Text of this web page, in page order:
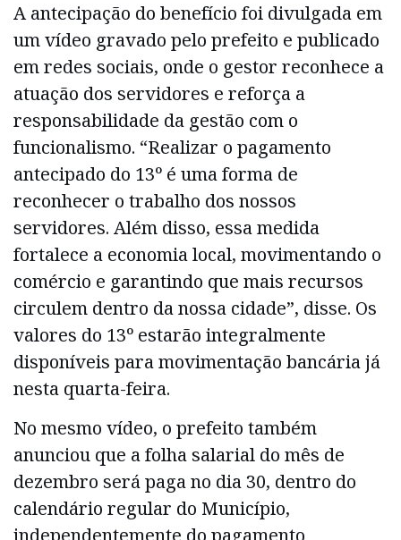
A antecipação do benefício foi divulgada em
um vídeo gravado pelo prefeito e publicado
em redes sociais, onde o gestor reconhece a
atuação dos servidores e reforça a
responsabilidade da gestão com o
funcionalismo. “Realizar o pagamento
antecipado do 13º é uma forma de
reconhecer o trabalho dos nossos
servidores. Além disso, essa medida
fortalece a economia local, movimentando o
comércio e garantindo que mais recursos
circulem dentro da nossa cidade”, disse. Os
valores do 13º estarão integralmente
disponíveis para movimentação bancária já
nesta quarta-feira.
No mesmo vídeo, o prefeito também
anunciou que a folha salarial do mês de
dezembro será paga no dia 30, dentro do
calendário regular do Município,